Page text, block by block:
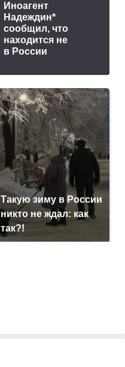
Иноагент
Надеждин*
сообщил, что
находится не
в России
Такую зиму в России
никто не ждал: как
так?!